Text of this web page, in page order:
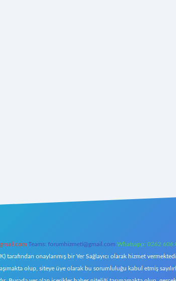
Teams: forumhizmeti@gmail.com Whatsapp: 0262 606
onaylanmış bir Yer Sağlayıcı olarak hizmet
olup, siteye üye olarak bu sorumluluğu kabul etmiş